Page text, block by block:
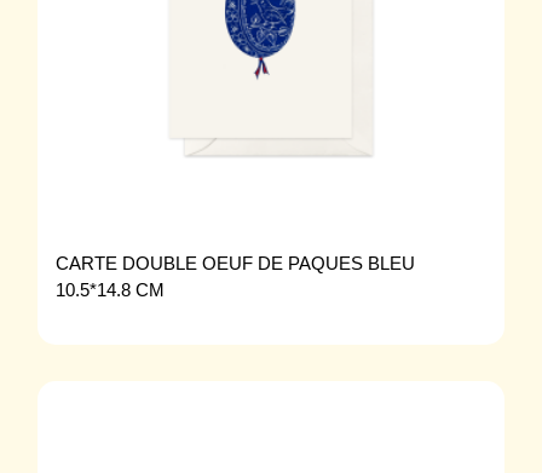
CARTE DOUBLE OEUF DE PAQUES BLEU
10.5*14.8 CM